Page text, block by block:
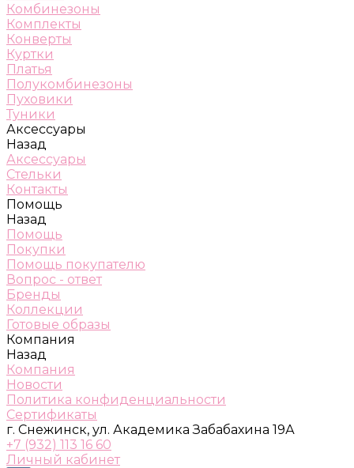
Комбинезоны
Комплекты
Конверты
Куртки
Платья
Полукомбинезоны
Пуховики
Туники
Аксессуары
Назад
Аксессуары
Стельки
Контакты
Помощь
Назад
Помощь
Покупки
Помощь покупателю
Вопрос - ответ
Бренды
Коллекции
Готовые образы
Компания
Назад
Компания
Новости
Политика конфиденциальности
Сертификаты
г. Снежинск, ул. Академика Забабахина 19А
+7 (932) 113 16 60
Личный кабинет